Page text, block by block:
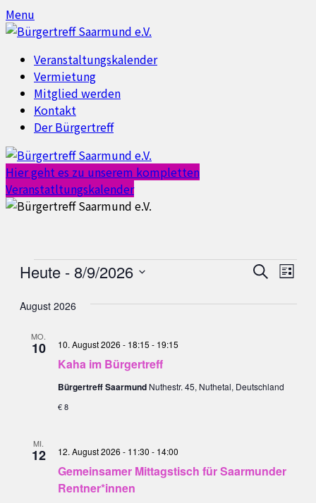
Skip
to
Skip
to
Menu
Veranstaltungskalender
Vermietung
Mitglied werden
Kontakt
Der Bürgertreff
Hier geht es zu unserem kompletten
Veranstatltungskalender
Veranstaltungen
Suche
SucheListe
Heute - 8/9/2026
wählen.
August 2026
MO.
10
Kaha im Bürgertreff
10. August 2026 - 18:15 - 19:15
Bürgertreff Saarmund Nuthestr. 45, Nuthetal, Deutschland
€ 8
MI.
12
Gemeinsamer Mittagstisch für Saarmunder
Rentner*innen
12. August 2026 - 11:30 - 14:00